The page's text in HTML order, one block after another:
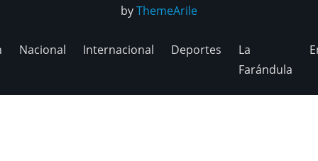
byThemeArile
Nacional Internacional Deportes
La
Farándula